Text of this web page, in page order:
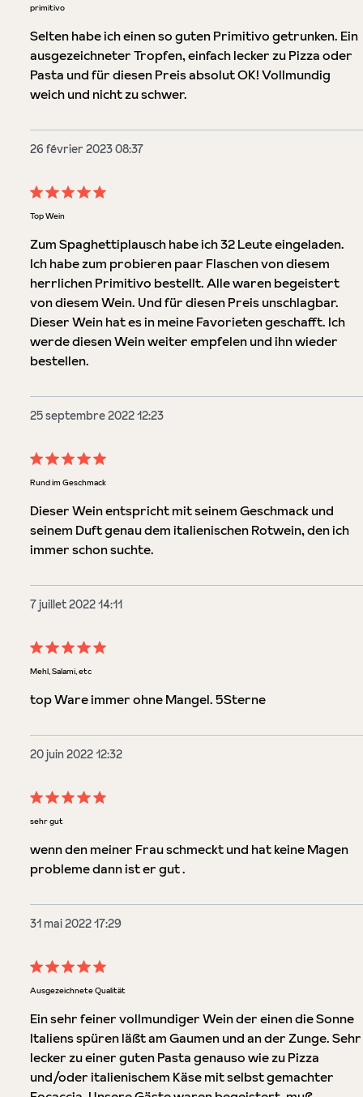
Évaluation avec une note de 5 sur 5 étoiles
primitivo
Selten habe ich einen so guten Primitivo getrunken. Ein
ausgezeichneter Tropfen, einfach lecker zu Pizza oder
Pasta und für diesen Preis absolut OK! Vollmundig
weich und nicht zu schwer.
26 février 2023 08:37
Évaluation avec une note de 5 sur 5 étoiles
Top Wein
Zum Spaghettiplausch habe ich 32 Leute eingeladen.
Ich habe zum probieren paar Flaschen von diesem
herrlichen Primitivo bestellt. Alle waren begeistert
von diesem Wein. Und für diesen Preis unschlagbar.
Dieser Wein hat es in meine Favorieten geschafft. Ich
werde diesen Wein weiter empfelen und ihn wieder
bestellen.
25 septembre 2022 12:23
Évaluation avec une note de 5 sur 5 étoiles
Rund im Geschmack
Dieser Wein entspricht mit seinem Geschmack und
seinem Duft genau dem italienischen Rotwein, den ich
immer schon suchte.
7 juillet 2022 14:11
Évaluation avec une note de 5 sur 5 étoiles
Mehl, Salami, etc
top Ware immer ohne Mangel. 5Sterne
20 juin 2022 12:32
Évaluation avec une note de 5 sur 5 étoiles
sehr gut
wenn den meiner Frau schmeckt und hat keine Magen
probleme dann ist er gut .
31 mai 2022 17:29
Évaluation avec une note de 5 sur 5 étoiles
Ausgezeichnete Qualität
Ein sehr feiner vollmundiger Wein der einen die Sonne
Italiens spüren läßt am Gaumen und an der Zunge. Sehr
lecker zu einer guten Pasta genauso wie zu Pizza
und/oder italienischem Käse mit selbst gemachter